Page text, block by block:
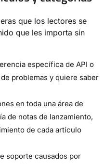
que los lectores se
que les importa sin
específica de API o
problemas y quiere saber
en toda una área de
de notas de lanzamiento,
de cada artículo
soporte causados por